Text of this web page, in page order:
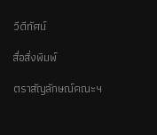
วีดีทัศน์
สื่อสิ่งพิมพ์
ตราสัญลักษณ์คณะฯ